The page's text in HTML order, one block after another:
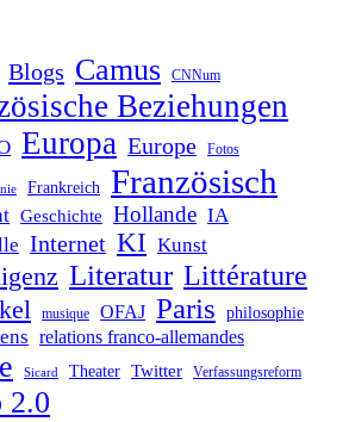
Blogs Camus CNNum
Beziehungen
Europa Europe Fotos
Frankreich Französisch
Geschichte Hollande IA
Internet KI Kunst
Literatur Littérature
musique OFAJ Paris philosophie
relations franco-allemandes
Sicard Theater Twitter Verfassungsreform
2.0